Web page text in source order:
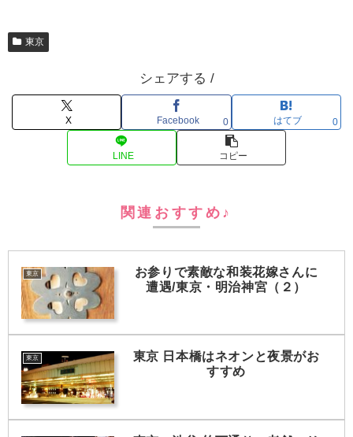
東京
シェアする /
X Facebook 0 はてブ 0
LINE コピー
関連おすすめ♪
東京
お参りで素敵な和装花嫁さんに
遭遇/東京・明治神宮（２）
東京
東京 日本橋はネオンと夜景がお
すすめ